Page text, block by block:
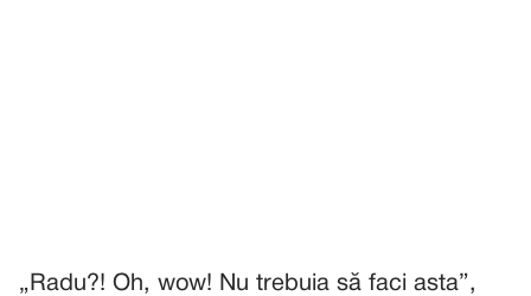
„Radu?! Oh, wow! Nu trebuia să faci asta”,